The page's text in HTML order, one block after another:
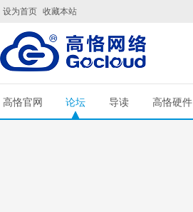
设为首页 收藏本站
高恪官网 论坛 导读 高恪硬件